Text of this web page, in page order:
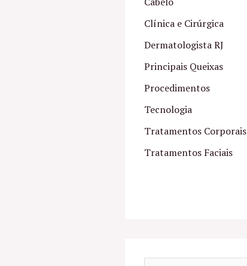
Clínica e Cirúrgica
Dermatologista RJ
Principais Queixas
Procedimentos
Tecnologia
Tratamentos Corporais
Tratamentos Faciais